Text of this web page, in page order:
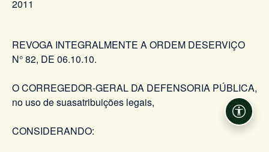
2011
REVOGA INTEGRALMENTE A ORDEM DESERVIÇO
N° 82, DE 06.10.10.
O CORREGEDOR-GERAL DA DEFENSORIA PÚBLICA,
no uso de suasatribuições legais,
CONSIDERANDO: